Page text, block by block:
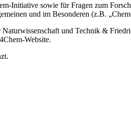
Initiative sowie für Fragen zum
und im Besonderen (z.B.
und Technik &
Website.